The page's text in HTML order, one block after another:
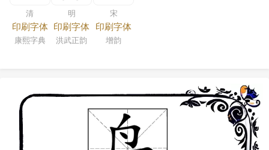
清
印刷字体
康熙字典
明
印刷字体
洪武正韵
宋
印刷字体
增韵